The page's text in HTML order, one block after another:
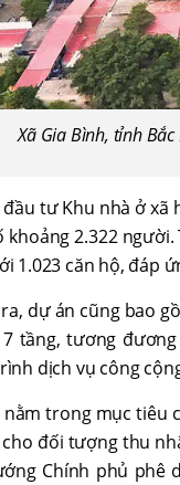
Xã Gia Bình, tỉnh
tư Khu nhà ở xã
khoảng 2.322
1.023 căn hộ, đáp
dự án cũng bao
tầng, tương
dịch vụ công
nằm trong mục tiêu
đối tượng thu
Chính phủ phê